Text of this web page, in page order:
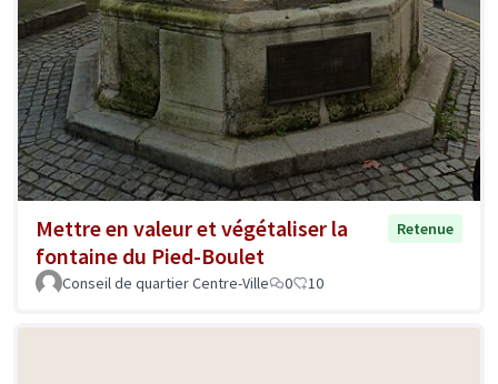
Mettre en valeur et végétaliser la
fontaine du Pied-Boulet
Retenue
Conseil de quartier Centre-Ville 0 10